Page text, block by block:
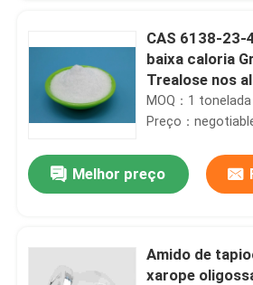
CAS 6138-23-
baixa caloria
Trealose nos
MOQ：1 tonelada
Preço：
Melhor preço
Amido de
xarope